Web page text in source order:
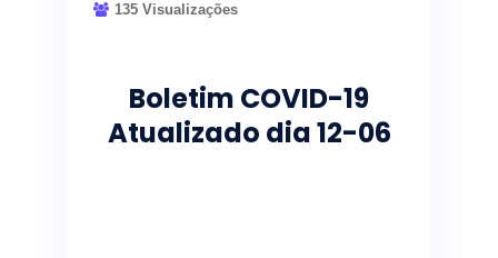
135 Visualizações
Boletim COVID-19
Atualizado dia 12-06